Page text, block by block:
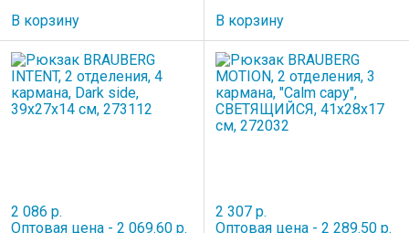
В корзину
В корзину
2 086 р.
Оптовая цена - 2 069.60 р.
2 307 р.
Оптовая цена - 2 289.50 р.